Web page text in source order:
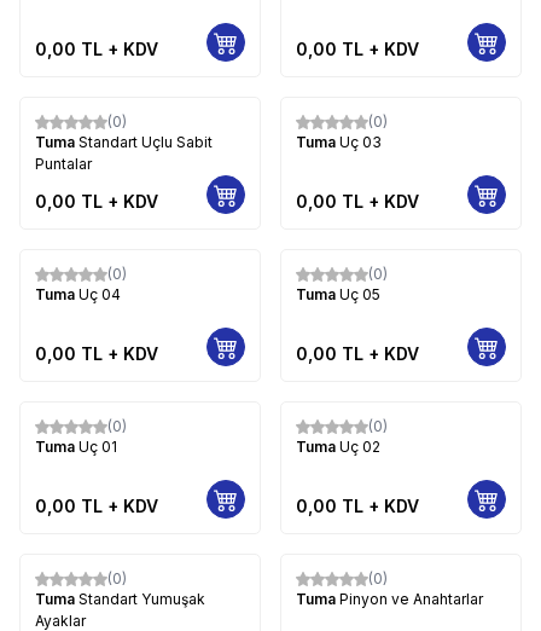
0,00 TL + KDV 0,00 TL + KDV
(0)
Tuma Standart Uçlu Sabit
Puntalar
0,00 TL + KDV
(0)
Tuma Uç 03
0,00 TL + KDV
(0)
Tuma Uç 04
0,00 TL + KDV
(0)
Tuma Uç 05
0,00 TL + KDV
(0)
Tuma Uç 01
0,00 TL + KDV
(0)
Tuma Uç 02
0,00 TL + KDV
(0)
Tuma Standart Yumuşak
Ayaklar
(0)
Tuma Pinyon ve Anahtarlar